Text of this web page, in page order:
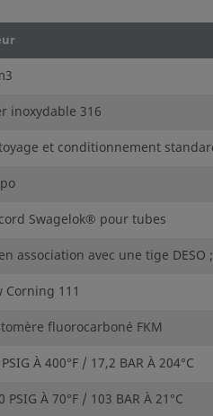
inoxydable 316
et conditionnement
Swagelok® pour tubes
association avec une tige
Corning 111
fluorocarboné FKM
À 400°F / 17,2 BAR À 204°C
PSIG À 70°F / 103 BAR À 21°C